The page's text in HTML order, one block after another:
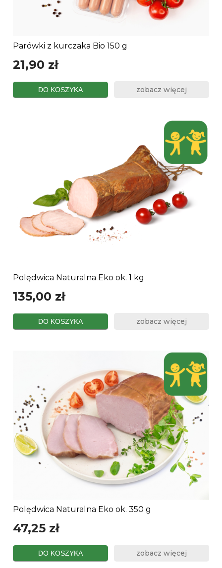
Parówki z kurczaka Bio 150 g
21,90 zł
DO KOSZYKA zobacz więcej
Polędwica Naturalna Eko ok. 1 kg
135,00 zł
DO KOSZYKA zobacz więcej
Polędwica Naturalna Eko ok. 350 g
47,25 zł
DO KOSZYKA zobacz więcej